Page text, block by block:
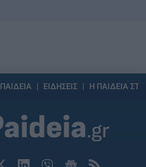
ΠΑΙΔΕΙΑ ΕΙΔΗΣΕΙΣ Η ΠΑΙΔΕΙΑ